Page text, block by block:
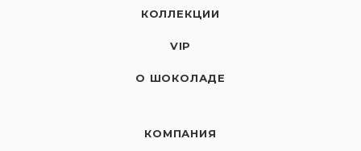
КОЛЛЕКЦИИ
VIP
О ШОКОЛАДЕ
КОМПАНИЯ